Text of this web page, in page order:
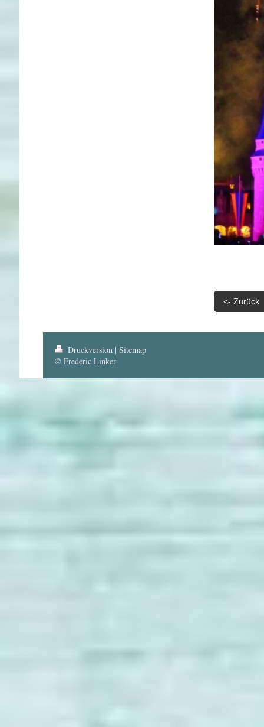
<- Zurück
Druckversion | Sitemap
© Frederic Linker